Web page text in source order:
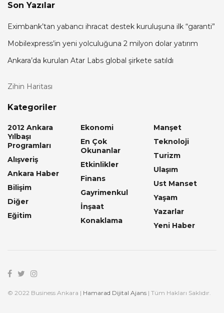
Son Yazılar
Eximbank’tan yabancı ihracat destek kuruluşuna ilk “garanti”
Mobilexpress’in yeni yolculuğuna 2 milyon dolar yatırım
Ankara’da kurulan Atar Labs global şirkete satıldı
Zihin Haritası
Kategoriler
2012 Ankara
Yılbaşı
Programları
Alışveriş
Ankara Haber
Bilişim
Diğer
Eğitim
Ekonomi
En Çok
Okunanlar
Etkinlikler
Finans
Gayrimenkul
İnşaat
Konaklama
Manşet
Teknoloji
Turizm
Ulaşım
Ust Manset
Yaşam
Yazarlar
Yeni Haber
© 2022 Business Ankara | Hamarad Dijital Ajans | Tüm Hakları Saklıdır.